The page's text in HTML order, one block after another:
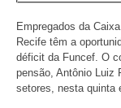
Empregados da
Recife têm a
déficit da Funcef. O
pensão, Antônio Luiz
setores, nesta quinta